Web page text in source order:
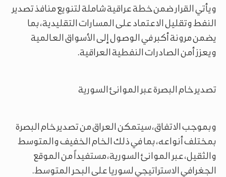
ويأتي القرار ضمن خطة عراقية شاملة لتنويع منافذ تصدير
النفط وتقليل الاعتماد على المسارات التقليدية، بما
يضمن مرونة أكبر في الوصول إلى الأسواق العالمية
ويعزز أمن الصادرات النفطية العراقية.
تصدير خام البصرة عبر الموانئ السورية
وبموجب الاتفاق، سيتمكن العراق من تصدير خام البصرة
بمختلف أنواعه، بما في ذلك الخام الخفيف والمتوسط
والثقيل، عبر الموانئ السورية، مستفيداً من الموقع
الجغرافي الاستراتيجي لسوريا على البحر المتوسط.